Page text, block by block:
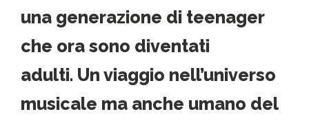
una generazione di teenager
che ora sono diventati
adulti. Un viaggio nell’universo
musicale ma anche umano del